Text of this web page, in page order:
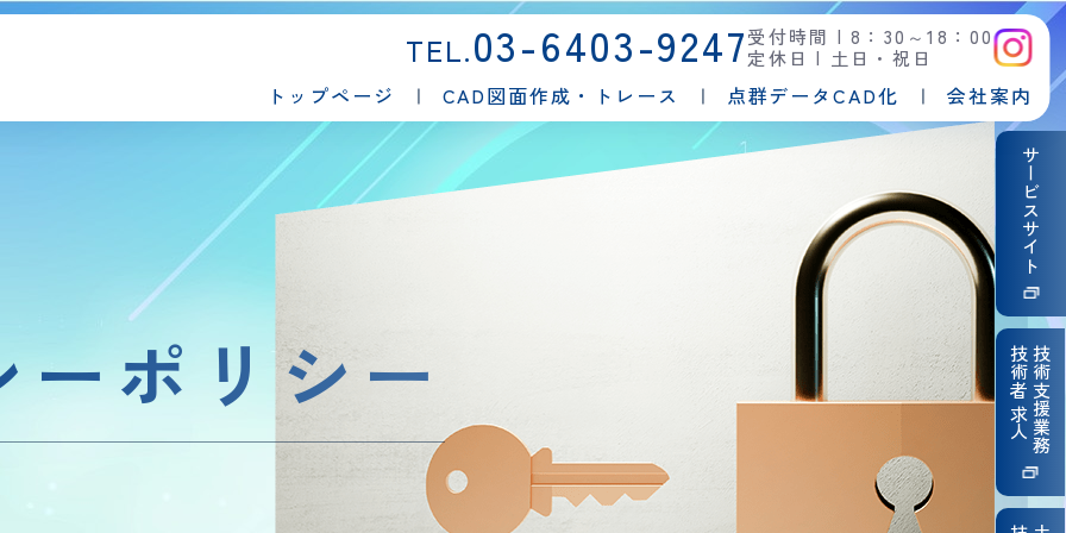
TEL.03-6403-9247受付時間 | 8：30～18：00
定休日 | 土日・祝日
トップページ CAD図面作成・トレース 点群データCAD化 会社案内
ポリシー
サービスサイト
技術支援業務
技術者 求人